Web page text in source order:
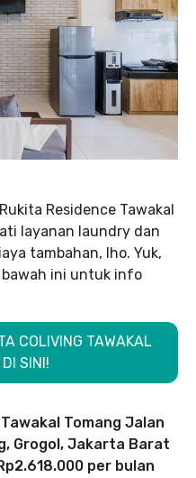
Residence Tawakal
layanan laundry dan
tambahan, lho. Yuk,
ini untuk info
COLIVING TAWAKAL
SINI!
Tomang Jalan
Grogol, Jakarta Barat
per bulan